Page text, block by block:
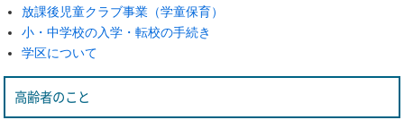
放課後児童クラブ事業（学童保育）
小・中学校の入学・転校の手続き
学区について
高齢者のこと